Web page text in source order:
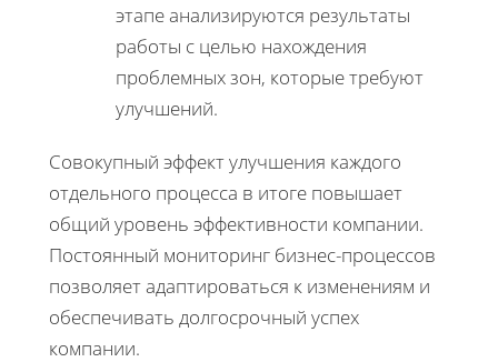
этапе анализируются результаты
работы с целью нахождения
проблемных зон, которые требуют
улучшений.
Совокупный эффект улучшения каждого
отдельного процесса в итоге повышает
общий уровень эффективности компании.
Постоянный мониторинг бизнес-процессов
позволяет адаптироваться к изменениям и
обеспечивать долгосрочный успех
компании.